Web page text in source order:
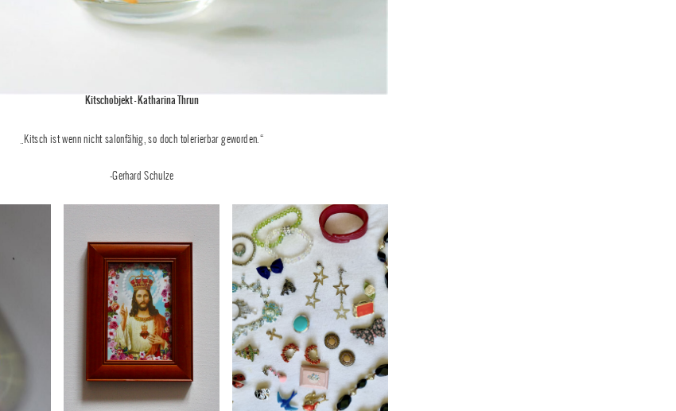
Kitschobjekt – Katharina Thrun
„Kitsch ist wenn nicht salonfähig, so doch tolerierbar geworden.“
-Gerhard Schulze